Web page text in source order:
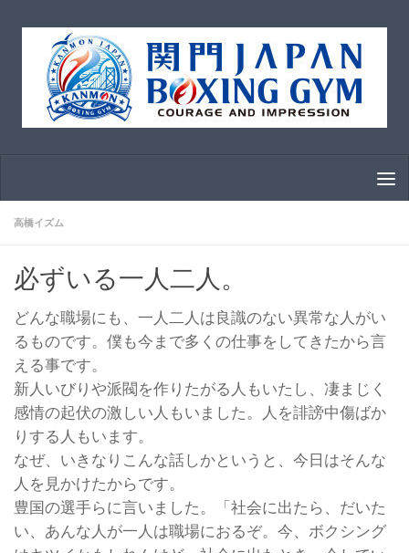
コンテンツへスキップ
高橋イズム
必ずいる一人二人。
どんな職場にも、一人二人は良識のない異常な人がい
るものです。僕も今まで多くの仕事をしてきたから言
える事です。
新人いびりや派閥を作りたがる人もいたし、凄まじく
感情の起伏の激しい人もいました。人を誹謗中傷ばか
りする人もいます。
なぜ、いきなりこんな話しかというと、今日はそんな
人を見かけたからです。
豊国の選手らに言いました。「社会に出たら、だいた
い、あんな人が一人は職場におるぞ。今、ボクシング